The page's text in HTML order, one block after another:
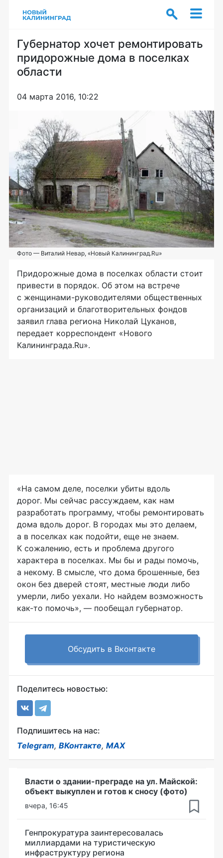
Губернатор хочет ремонтировать
придорожные дома в поселках
области
04 марта 2016, 10:22
Фото — Виталий Невар, «Новый Калининград.Ru»
Придорожные дома в поселках области стоит
привести в порядок. Об этом на встрече
с женщинами-руководителями общественных
организаций и благотворительных фондов
заявил глава региона Николай Цуканов,
передает корреспондент «Нового
Калининграда.Ru».
«На самом деле, поселки убиты вдоль
дорог. Мы сейчас рассуждаем, как нам
разработать программу, чтобы ремонтировать
дома вдоль дорог. В городах мы это делаем,
а в поселках как подойти, еще не знаем.
К сожалению, есть и проблема другого
характера в поселках. Мы бы и рады помочь,
а некому. В смысле, что дома брошенные, без
окон без дверей стоят, местные люди либо
умерли, либо уехали. Но найдем возможность
как-то помочь», — пообещал губернатор.
Обсудить в Вконтакте
Поделитесь новостью:
Подпишитесь на нас:
Telegram, ВКонтакте, MAX
Власти о здании-преграде на ул. Майской:
объект выкуплен и готов к сносу (фото)
вчера, 16:45
Генпрокуратура заинтересовалась
миллиардами на туристическую
инфраструктуру региона